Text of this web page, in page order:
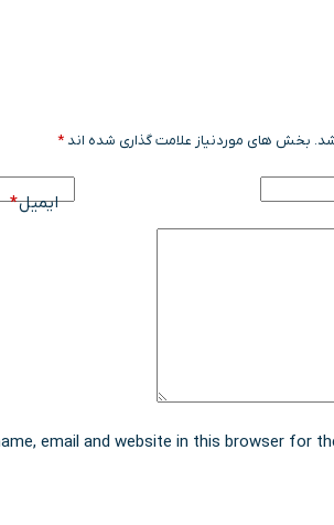
بخش های موردنیاز علامت گذاری شده اند*
ایمیل*
email and website in this browser for